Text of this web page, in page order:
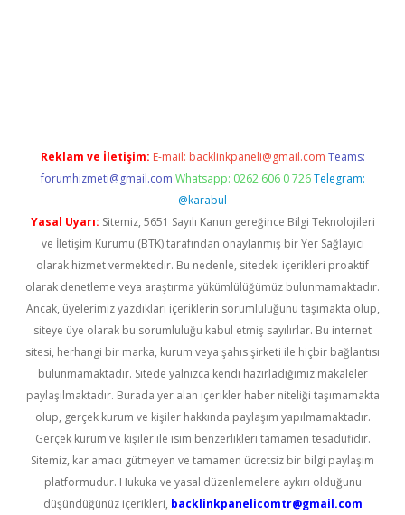
Reklam ve İletişim: E-mail: backlinkpaneli@gmail.com Teams:
forumhizmeti@gmail.com Whatsapp: 0262 606 0 726 Telegram:
@karabul
Yasal Uyarı: Sitemiz, 5651 Sayılı Kanun gereğince Bilgi Teknolojileri
ve İletişim Kurumu (BTK) tarafından onaylanmış bir Yer Sağlayıcı
olarak hizmet vermektedir. Bu nedenle, sitedeki içerikleri proaktif
olarak denetleme veya araştırma yükümlülüğümüz bulunmamaktadır.
Ancak, üyelerimiz yazdıkları içeriklerin sorumluluğunu taşımakta olup,
siteye üye olarak bu sorumluluğu kabul etmiş sayılırlar. Bu internet
sitesi, herhangi bir marka, kurum veya şahıs şirketi ile hiçbir bağlantısı
bulunmamaktadır. Sitede yalnızca kendi hazırladığımız makaleler
paylaşılmaktadır. Burada yer alan içerikler haber niteliği taşımamakta
olup, gerçek kurum ve kişiler hakkında paylaşım yapılmamaktadır.
Gerçek kurum ve kişiler ile isim benzerlikleri tamamen tesadüfidir.
Sitemiz, kar amacı gütmeyen ve tamamen ücretsiz bir bilgi paylaşım
platformudur. Hukuka ve yasal düzenlemelere aykırı olduğunu
düşündüğünüz içerikleri, backlinkpanelicomtr@gmail.com